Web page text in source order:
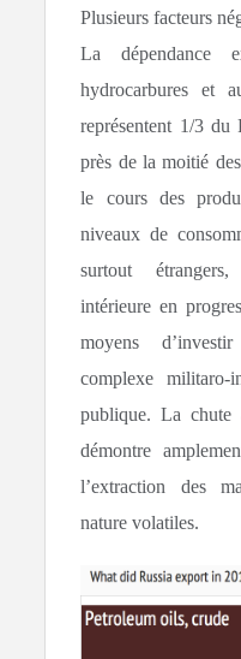
Plusieurs facteurs
La dépendance
hydrocarbures et
représentent 1/3 du
près de la moitié
le cours des
niveaux de
surtout
intérieure en
moyens
complexe militaro-
publique. La
démontre
l’extraction des
nature volatiles.